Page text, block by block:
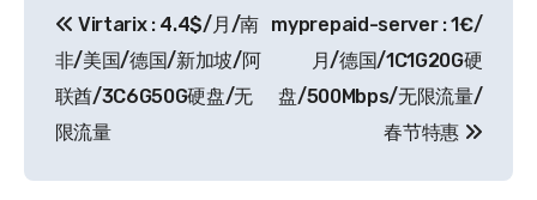
章
导
航
Virtarix : 4.4$/月/南
非/美国/德国/新加坡/阿
联酋/3C6G50G硬盘/无
限流量
myprepaid-server : 1€/
月/德国/1C1G20G硬
盘/500Mbps/无限流量/
春节特惠